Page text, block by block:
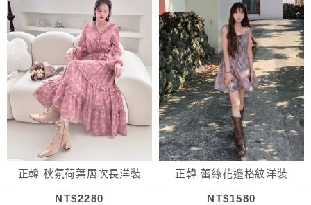
正韓 秋氛荷葉層次長洋裝
NT$2280
正韓 蕾絲花邊格紋洋裝
NT$1580